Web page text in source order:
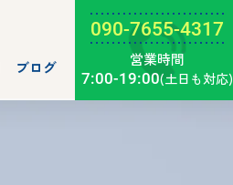
ブログ
090-7655-4317
営業時間
7:00-19:00(土日も対応)